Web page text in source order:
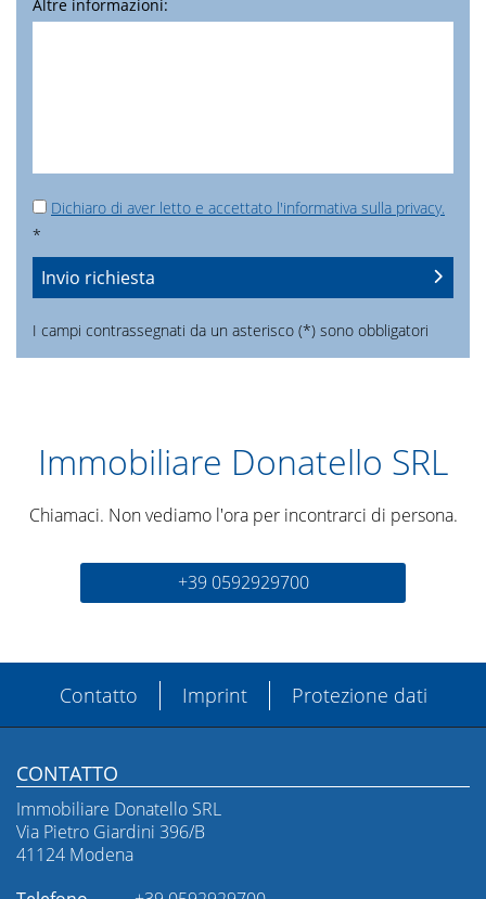
Altre informazioni:
Dichiaro di aver letto e accettato l'informativa sulla privacy.
*
I campi contrassegnati da un asterisco (*) sono obbligatori
Immobiliare Donatello SRL
Chiamaci. Non vediamo l'ora per incontrarci di persona.
+39 0592929700
Contatto Imprint Protezione dati
CONTATTO
Immobiliare Donatello SRL
Via Pietro Giardini 396/B
41124 Modena